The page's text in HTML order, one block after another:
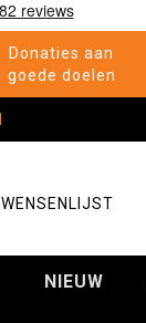
Donaties aan
goede doelen
WENSENLIJST
NIEUW